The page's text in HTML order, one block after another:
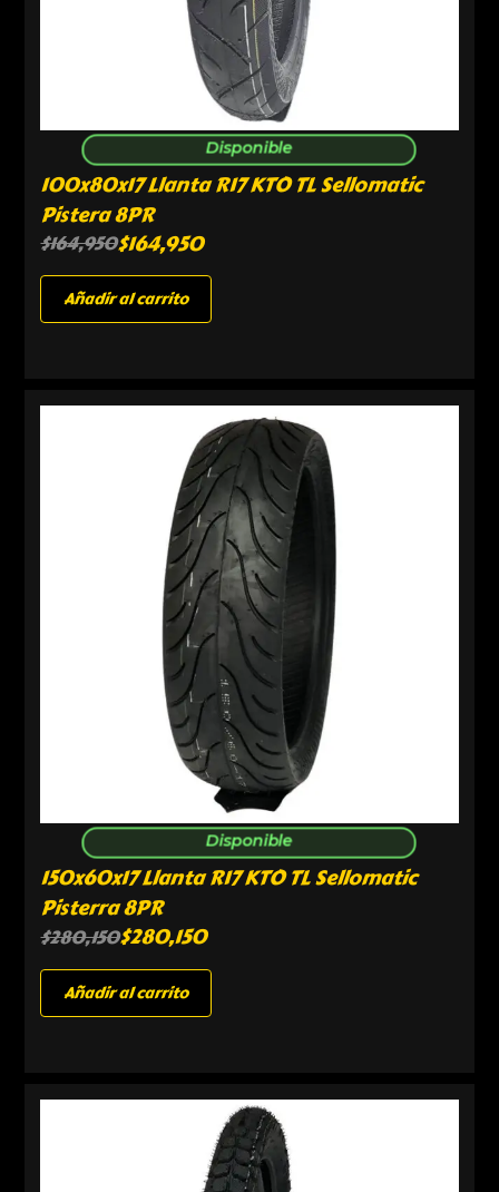
Disponible
100x80x17 Llanta R17 KTO TL Sellomatic
Pistera 8PR
$164,950$164,950
Añadir al carrito
Disponible
150x60x17 Llanta R17 KTO TL Sellomatic
Pisterra 8PR
$280,150$280,150
Añadir al carrito